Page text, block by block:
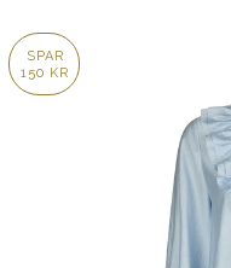
SPAR
150 KR